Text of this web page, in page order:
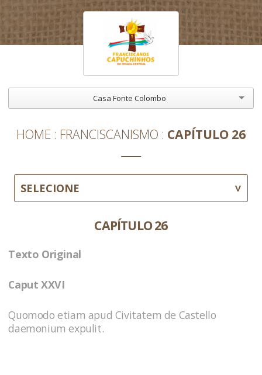
Casa Fonte Colombo
HOME FRANCISCANISMO CAPÍTULO 26
SELECIONE
CAPÍTULO 26
Texto Original
Caput XXVI
Quomodo etiam apud Civitatem de Castello
daemonium expulit.